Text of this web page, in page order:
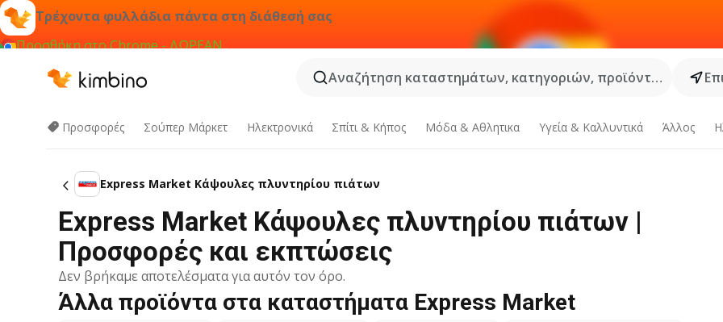
Τρέχοντα φυλλάδια πάντα στη διάθεσή σας
Προσθήκη στο Chrome - ΔΩΡΕΑΝ
Αναζήτηση καταστημάτων, κατηγοριών, προϊόντων...
Προσφορές Σούπερ Μάρκετ Hλεκτρονικά Σπίτι & Κήπος Μόδα & Aθλητικα Υγεία & Καλλυντικά Άλλος
Express Market Κάψουλες πλυντηρίου πιάτων
Express Market Κάψουλες πλυντηρίου πιάτων |
Προσφορές και εκπτώσεις
Δεν βρήκαμε αποτελέσματα για αυτόν τον όρο.
Άλλα προϊόντα στα καταστήματα Express Market